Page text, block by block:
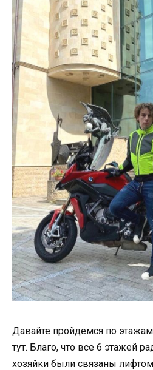
Давайте пройдемся по
тут. Благо, что все 6 этажей
хозяйки были связаны